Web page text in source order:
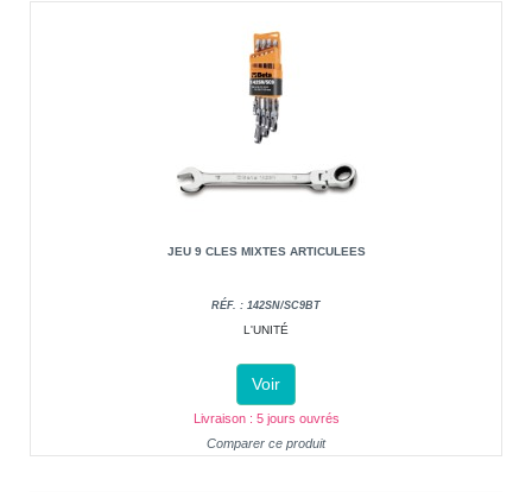
JEU 9 CLES MIXTES ARTICULEES
RÉF. : 142SN/SC9BT
L'UNITÉ
Voir
Livraison : 5 jours ouvrés
Comparer ce produit